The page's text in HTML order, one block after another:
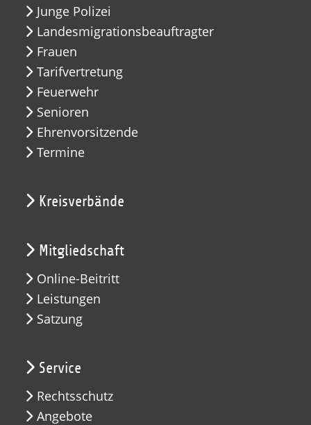
Junge Polizei
Landesmigrationsbeauftragter
Frauen
Tarifvertretung
Feuerwehr
Senioren
Ehrenvorsitzende
Termine
Kreisverbände
Mitgliedschaft
Online-Beitritt
Leistungen
Satzung
Service
Rechtsschutz
Angebote